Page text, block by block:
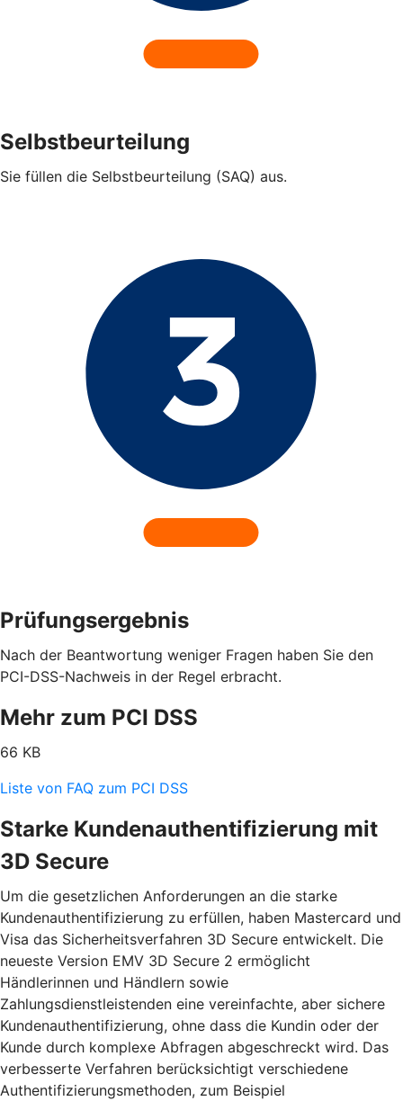
Selbstbeurteilung
Sie füllen die Selbstbeurteilung (SAQ) aus.
Prüfungsergebnis
Nach der Beantwortung weniger Fragen haben Sie den
PCI-DSS-Nachweis in der Regel erbracht.
Mehr zum PCI DSS
66 KB
Liste von FAQ zum PCI DSS
Starke Kundenauthentifizierung mit
3D Secure
Um die gesetzlichen Anforderungen an die starke
Kundenauthentifizierung zu erfüllen, haben Mastercard und
Visa das Sicherheitsverfahren 3D Secure entwickelt. Die
neueste Version EMV 3D Secure 2 ermöglicht
Händlerinnen und Händlern sowie
Zahlungsdienstleistenden eine vereinfachte, aber sichere
Kundenauthentifizierung, ohne dass die Kundin oder der
Kunde durch komplexe Abfragen abgeschreckt wird. Das
verbesserte Verfahren berücksichtigt verschiedene
Authentifizierungsmethoden, zum Beispiel